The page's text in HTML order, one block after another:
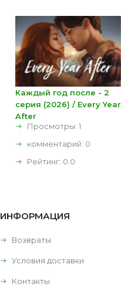
Каждый год после - 2
серия (2026) / Every Year
After
Просмотры: 1
комментарий: 0
Рейтинг: 0.0
ИНФОРМАЦИЯ
Возвраты
Условия доставки
Контакты